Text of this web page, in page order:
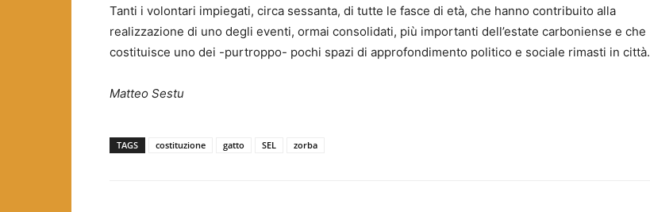
Tanti i volontari impiegati, circa sessanta, di tutte le fasce di età, che hanno contribuito alla
realizzazione di uno degli eventi, ormai consolidati, più importanti dell’estate carboniense e che
costituisce uno dei -purtroppo- pochi spazi di approfondimento politico e sociale rimasti in città.
Matteo Sestu
TAGS costituzione gatto SEL zorba